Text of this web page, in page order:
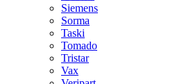
Siemens
Sorma
Taski
Tomado
Tristar
Vax